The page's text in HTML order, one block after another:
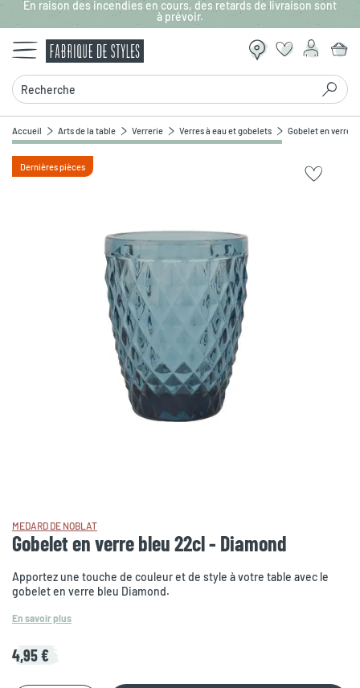
Aller au contenu principal
En raison des incendies en cours, des retards de livraison sont
à prévoir.
Recherche
Accueil Arts de la table Verrerie Verres à eau et gobelets Gobelet en verre
Dernières pièces
MEDARD DE NOBLAT
Gobelet en verre bleu 22cl - Diamond
Apportez une touche de couleur et de style à votre table avec le
gobelet en verre bleu Diamond.
En savoir plus
4,95 €